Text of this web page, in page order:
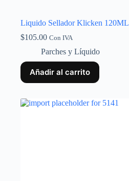
Liquido Sellador Klicken 120ML
$105.00 Con IVA
Parches y Líquido
Añadir al carrito